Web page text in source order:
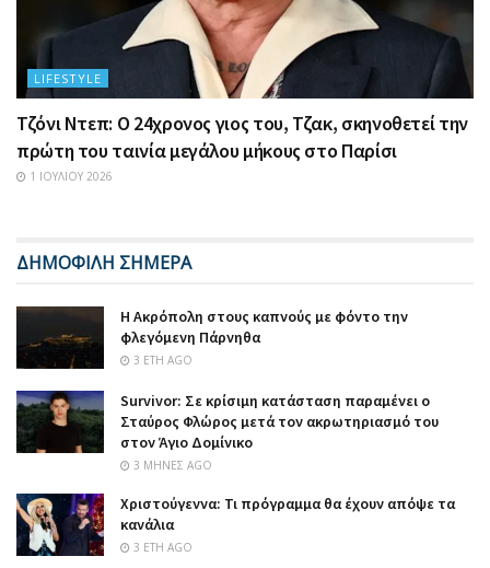
LIFESTYLE
Τζόνι Ντεπ: Ο 24χρονος γιος του, Τζακ, σκηνοθετεί την
πρώτη του ταινία μεγάλου μήκους στο Παρίσι
1 ΙΟΥΛΊΟΥ 2026
ΔΗΜΟΦΙΛΗ ΣΗΜΕΡΑ
Η Ακρόπολη στους καπνούς με φόντο την
φλεγόμενη Πάρνηθα
3 ΈΤΗ AGO
Survivor: Σε κρίσιμη κατάσταση παραμένει ο
Σταύρος Φλώρος μετά τον ακρωτηριασμό του
στον Άγιο Δομίνικο
3 ΜΉΝΕΣ AGO
Χριστούγεννα: Τι πρόγραμμα θα έχουν απόψε τα
κανάλια
3 ΈΤΗ AGO